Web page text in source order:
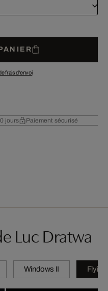
frais d'envoi
jours Paiement sécurisé
Luc Dratwa
Windows II Flying